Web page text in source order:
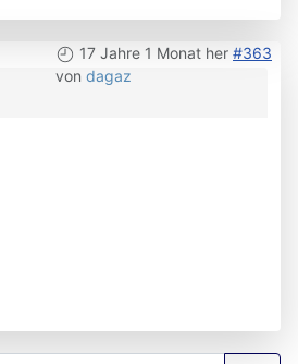
17 Jahre 1 Monat her #363
von dagaz